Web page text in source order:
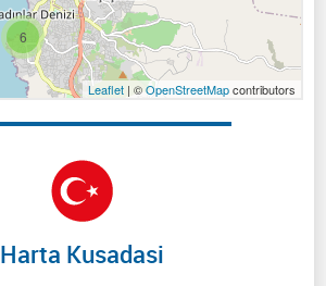
6
Leaflet| ©OpenStreetMapcontributors
Harta Kusadasi